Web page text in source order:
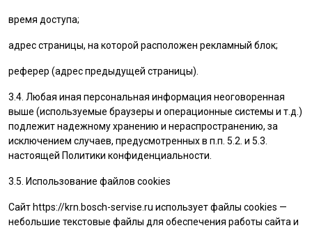
время доступа;
адрес страницы, на которой расположен рекламный блок;
реферер (адрес предыдущей страницы).
3.4. Любая иная персональная информация неоговоренная
выше (используемые браузеры и операционные системы и т.д.)
подлежит надежному хранению и нераспространению, за
исключением случаев, предусмотренных в п.п. 5.2. и 5.3.
настоящей Политики конфиденциальности.
3.5. Использование файлов cookies
Сайт https://krn.bosch-servise.ru использует файлы cookies —
небольшие текстовые файлы для обеспечения работы сайта и